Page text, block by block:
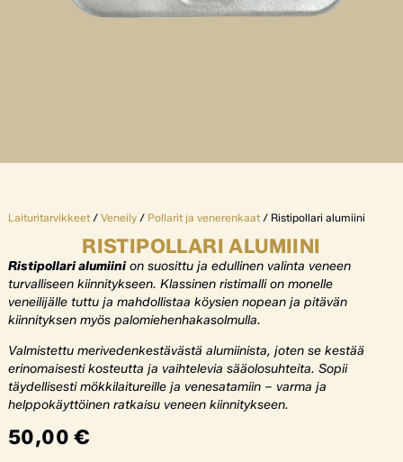
Laituritarvikkeet/ Veneily/ Pollarit ja venerenkaat/ Ristipollari alumiini
RISTIPOLLARI ALUMIINI
Ristipollari alumiinion suosittu ja edullinen valinta veneen
turvalliseen kiinnitykseen. Klassinen ristimalli on monelle
veneilijälle tuttu ja mahdollistaa köysien nopean ja pitävän
kiinnityksen myös palomiehenhakasolmulla.
Valmistettu merivedenkestävästä alumiinista, joten se kestää
erinomaisesti kosteutta ja vaihtelevia sääolosuhteita. Sopii
täydellisesti mökkilaitureille ja venesatamiin – varma ja
helppokäyttöinen ratkaisu veneen kiinnitykseen.
50,00€